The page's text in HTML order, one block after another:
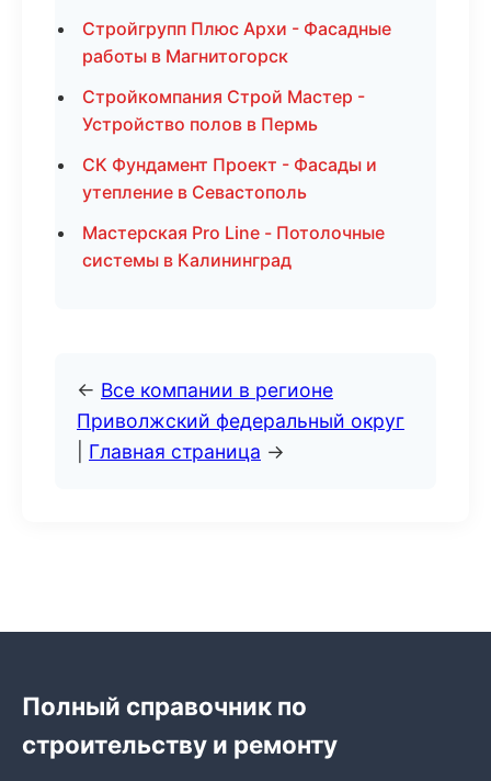
Стройгрупп Плюс Архи - Фасадные
работы в Магнитогорск
Стройкомпания Строй Мастер -
Устройство полов в Пермь
СК Фундамент Проект - Фасады и
утепление в Севастополь
Мастерская Pro Line - Потолочные
системы в Калининград
← Все компании в регионе
Приволжский федеральный округ
Главная страница →
Полный справочник по
строительству и ремонту